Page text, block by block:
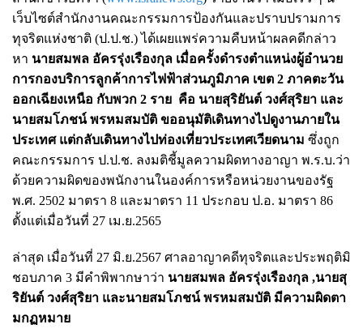
เว็บไซต์สำนักงานคณะกรรมการป้องกันและปราบปรามการ
ทุจริตแห่งชาติ (ป.ป.ช.) ได้เผยแพร่ความคืบหน้าผลคดีกล่าว
หา นายสมพล อัครรุ่งเรืองกุล เมื่อครั้งดำรงตำแหน่งผู้อำนวย
การกองบริการลูกค้าการไฟฟ้าส่วนภูมิภาค เขต 2 ภาคตะวัน
ออกเฉียงเหนือ กับพวก 2 ราย คือ นายสุริยันต์ วงศ์สุริยา และ
นายสมโภชน์ พรหมสมบัติ ขออนุมัติเดินทางไปดูงานภายใน
ประเทศ แต่กลับเดินทางไปท่องเที่ยวประเทศเวียดนาม ซึ่งถูก
คณะกรรมการ ป.ป.ช. ลงมติชี้มูลความผิดทางอาญา พ.ร.บ.ว่า
ด้วยความผิดของพนักงานในองค์การหรือหน่วยงานของรัฐ
พ.ศ. 2502 มาตรา 8 และมาตรา 11 ประกอบ ป.อ. มาตรา 86
ตั้งแต่เมื่อวันที่ 27 เม.ย.2565
ล่าสุด เมื่อวันที่ 27 มิ.ย.2567 ศาลอาญาคดีทุจริตและประพฤติมิ
ชอบภาค 3 มีคำพิพากษาว่า นายสมพล อัครรุ่งเรืองกุล ,นายสุ
ริยันต์ วงศ์สุริยา และนายสมโภชน์ พรหมสมบัติ มีความผิดตา
มกฏหมาย